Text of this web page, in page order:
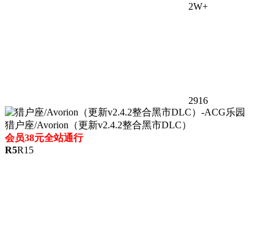
2W+
2916
猎户座/Avorion（更新v2.4.2整合黑市DLC）
会员38元全站通行
R5R15